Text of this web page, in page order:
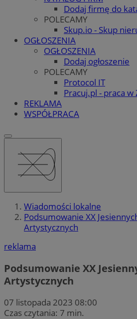
Dodaj firmę do
POLECAMY
Skup.io - Skup
OGŁOSZENIA
OGŁOSZENIA
Dodaj ogłoszenie
POLECAMY
Protocol IT
Pracuj.pl - praca w
REKLAMA
WSPÓŁPRACA
Wiadomości lokalne
Podsumowanie XX
Artystycznych
reklama
Podsumowanie XX
Artystycznych
07 listopada 2023 08:00
Czas czytania: 7 min.